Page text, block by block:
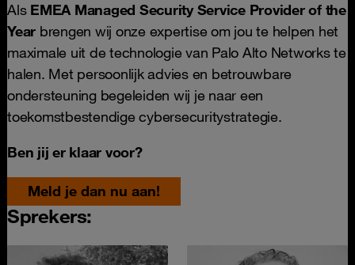
Als EMEA Managed Security Service Provider of the
Year brengen wij onze expertise om jou te helpen het
maximale uit de technologie van Palo Alto Networks te
halen. Met persoonlijk advies en betrouwbare
ondersteuning begeleiden wij je naar een
toekomstbestendige cybersecuritystrategie.
Ben jij er klaar voor?
Meld je dan nu aan!
Sprekers: